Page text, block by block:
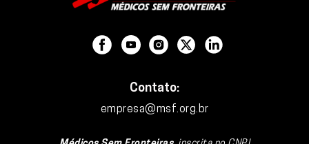
empresa@msf.org.br
Contato: